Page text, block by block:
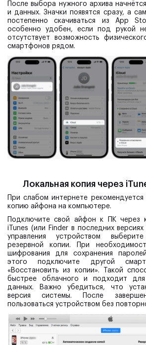
После выбора нужного архива
и данных. Значки появятся сразу, а
постепенно скачиваться из App
особенно удобен, если под рукой
отсутствует возможность
смартфонов рядом.
Локальная копия через
При слабом интернете
копию айфона на компьютере.
Подключите свой айфон к ПК через
iTunes (или Finder в последних
управления устройством
резервной копии. При
шифрования для сохранения
этого подключите другой
«Восстановить из копии». Такой
быстрее облачного и подходит
данных. Важно убедиться, что
версия системы. После
пользоваться устройством без